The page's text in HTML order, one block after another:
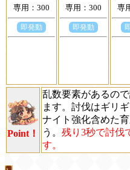
専用：300
即発動
専用：300
即発動
専
Point！
乱数要素があるの
ます。討伐はギリ
ナイト強化含めた
う。 残り3秒で討伐
す。